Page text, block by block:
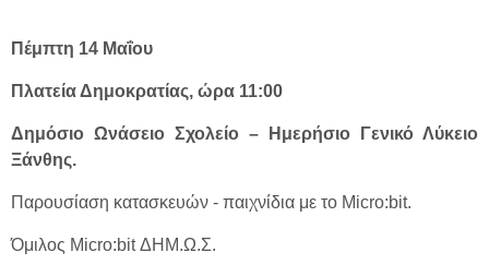
Πέμπτη 14 Μαΐου
Πλατεία Δημοκρατίας, ώρα 11:00
Δημόσιο Ωνάσειο Σχολείο – Ημερήσιο Γενικό Λύκειο
Ξάνθης.
Παρουσίαση κατασκευών - παιχνίδια με το Micro:bit.
Όμιλος Micro:bit ΔΗΜ.Ω.Σ.